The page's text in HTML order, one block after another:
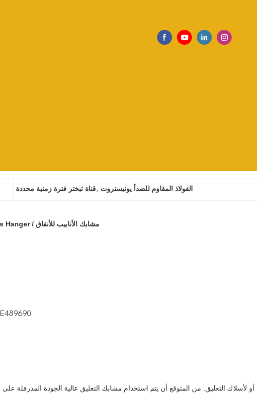
قناة تبختر فترة زمنية محددة, الفولاذ المقاوم للصدأ يونيستروت
Unistrut Channel Standard Steel Clevis Hanger / مشابك الأنابيب للأنفاق
مرجع التقرير E489690